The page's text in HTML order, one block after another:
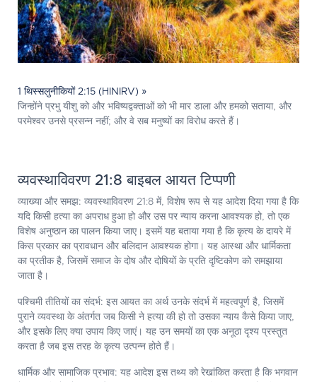
1 थिस्सलुनीकियों 2:15 (HINIRV) »
जिन्होंने प्रभु यीशु को और भविष्यद्वक्ताओं को भी मार डाला और हमको सताया, और
परमेश्‍वर उनसे प्रसन्‍न नहीं; और वे सब मनुष्यों का विरोध करते हैं।
व्यवस्थाविवरण 21:8 बाइबल आयत टिप्पणी
व्याख्या और समझ: व्यवस्थाविवरण 21:8 में, विशेष रूप से यह आदेश दिया गया है कि
यदि किसी हत्या का अपराध हुआ हो और उस पर न्याय करना आवश्यक हो, तो एक
विशेष अनुष्ठान का पालन किया जाए। इसमें यह बताया गया है कि कृत्य के दायरे में
किस प्रकार का प्रावधान और बलिदान आवश्यक होगा। यह आस्था और धार्मिकता
का प्रतीक है, जिसमें समाज के दोष और दोषियों के प्रति दृष्टिकोण को समझाया
जाता है।
पश्चिमी तीतियों का संदर्भ: इस आयत का अर्थ उनके संदर्भ में महत्वपूर्ण है, जिसमें
पुराने व्यवस्था के अंतर्गत जब किसी ने हत्या की हो तो उसका न्याय कैसे किया जाए,
और इसके लिए क्या उपाय किए जाएं। यह उन समयों का एक अनूठा दृश्य प्रस्तुत
करता है जब इस तरह के कृत्य उत्पन्न होते हैं।
धार्मिक और सामाजिक प्रभाव: यह आदेश इस तथ्य को रेखांकित करता है कि भगवान